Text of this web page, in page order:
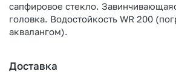
сапфировое стекло.
головка. Водостойкость WR 200
аквалангом).
Доставка